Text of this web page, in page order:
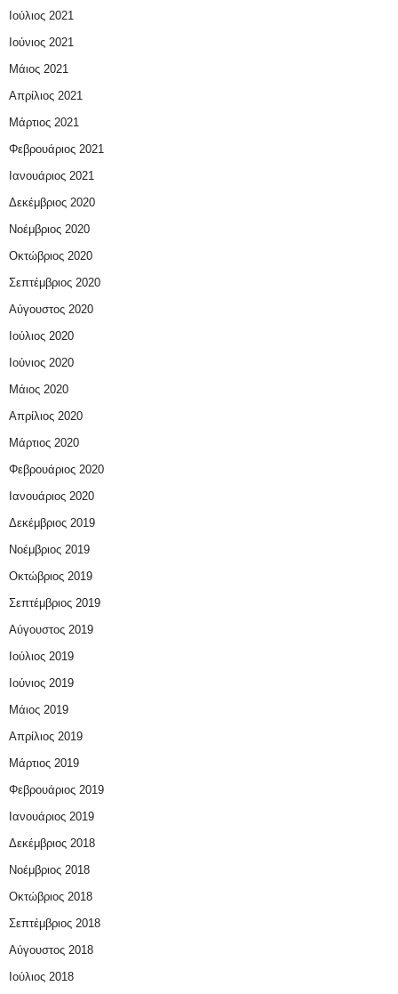
Ιούλιος 2021
Ιούνιος 2021
Μάιος 2021
Απρίλιος 2021
Μάρτιος 2021
Φεβρουάριος 2021
Ιανουάριος 2021
Δεκέμβριος 2020
Νοέμβριος 2020
Οκτώβριος 2020
Σεπτέμβριος 2020
Αύγουστος 2020
Ιούλιος 2020
Ιούνιος 2020
Μάιος 2020
Απρίλιος 2020
Μάρτιος 2020
Φεβρουάριος 2020
Ιανουάριος 2020
Δεκέμβριος 2019
Νοέμβριος 2019
Οκτώβριος 2019
Σεπτέμβριος 2019
Αύγουστος 2019
Ιούλιος 2019
Ιούνιος 2019
Μάιος 2019
Απρίλιος 2019
Μάρτιος 2019
Φεβρουάριος 2019
Ιανουάριος 2019
Δεκέμβριος 2018
Νοέμβριος 2018
Οκτώβριος 2018
Σεπτέμβριος 2018
Αύγουστος 2018
Ιούλιος 2018